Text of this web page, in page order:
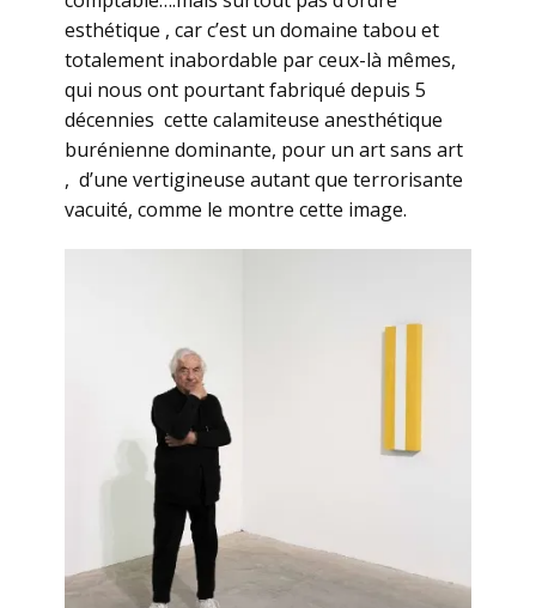
esthétique , car c’est un domaine tabou et
totalement inabordable par ceux-là mêmes,
qui nous ont pourtant fabriqué depuis 5
décennies cette calamiteuse anesthétique
burénienne dominante, pour un art sans art
, d’une vertigineuse autant que terrorisante
vacuité, comme le montre cette image.